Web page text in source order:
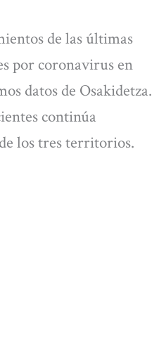
de las últimas
por coronavirus en
datos de Osakidetza.
continúa
los tres territorios.